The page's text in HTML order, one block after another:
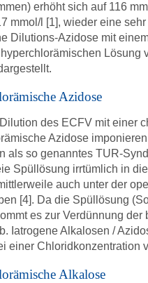
erhöht sich auf 116
mmol/l [1], wieder eine
Dilutions-Azidose mit
Lösung
Azidose
des ECFV mit einer
Azidose
als so genanntes TUR-
Spüllösung irrtümlich in
auch unter der
[4]. Da die Spüllösung
es zur Verdünnung
Iatrogene Alkalosen /
einer Chloridkonzentration
Alkalose